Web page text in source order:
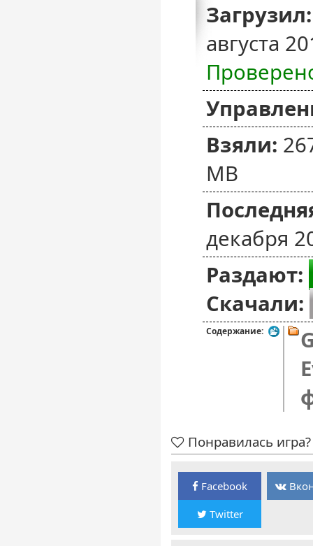
Загрузил:
августа
Взяли:
MB
декабря
Раздают:
Скачали:
Содержание:
Понравилась
Facebook
Twitter